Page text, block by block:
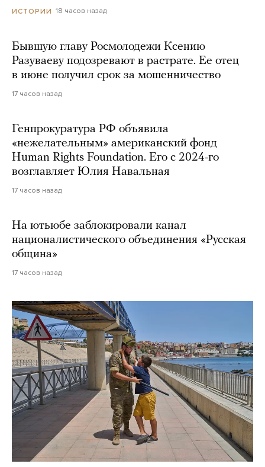
ИСТОРИИ 18 часов назад
Бывшую главу Росмолодежи Ксению
Разуваеву подозревают в растрате. Ее отец
в июне получил срок за мошенничество
17 часов назад
Генпрокуратура РФ объявила
«нежелательным» американский фонд
Human Rights Foundation. Его с 2024-го
возглавляет Юлия Навальная
17 часов назад
На ютьюбе заблокировали канал
националистического объединения «Русская
община»
17 часов назад